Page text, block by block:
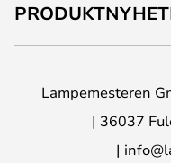
Lampemesteren
36037